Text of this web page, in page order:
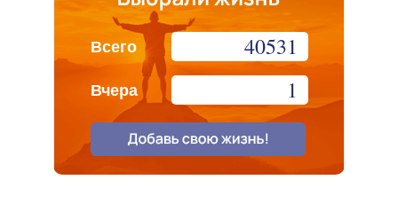
Всего 40531
Вчера 1